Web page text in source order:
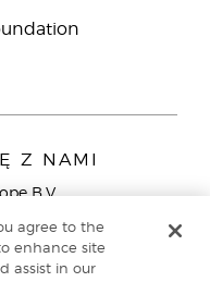
Z NAMI
B.V.
agree to the
enhance site
assist in our